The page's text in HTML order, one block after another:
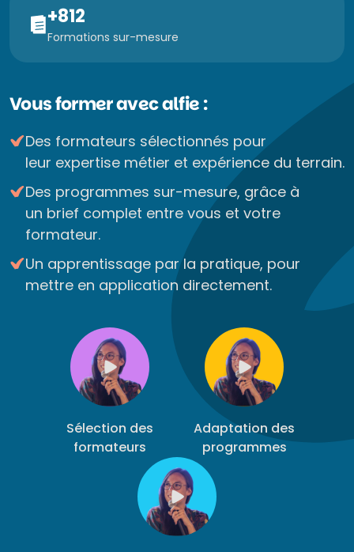
+812
Formations sur-mesure
Vous former avec alfie :
Des formateurs sélectionnés pour
leur expertise métier et expérience du terrain.
Des programmes sur-mesure, grâce à
un brief complet entre vous et votre
formateur.
Un apprentissage par la pratique, pour
mettre en application directement.
Sélection des
formateurs
Adaptation des
programmes